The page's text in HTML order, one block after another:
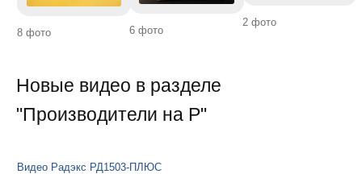
8 фото 6 фото
2 фото
Новые видео в разделе
"Производители на Р"
Видео Радэкс РД1503-ПЛЮС